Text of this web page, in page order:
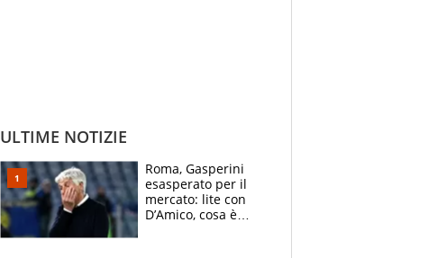
ULTIME NOTIZIE
Roma, Gasperini
esasperato per il
mercato: lite con
D’Amico, cosa è